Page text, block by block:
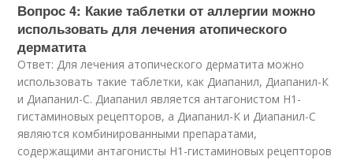
Вопрос 4: Какие таблетки от аллергии можно
использовать для лечения атопического
дерматита
Ответ: Для лечения атопического дерматита можно
использовать такие таблетки, как Диапанил, Диапанил-К
и Диапанил-С. Диапанил является антагонистом H1-
гистаминовых рецепторов, а Диапанил-К и Диапанил-С
являются комбинированными препаратами,
содержащими антагонисты H1-гистаминовых рецепторов